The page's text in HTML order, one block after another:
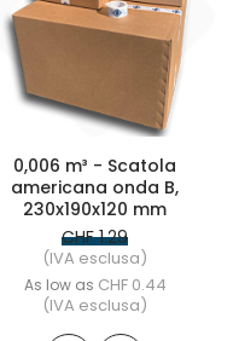
0,006 m³ - Scatola
americana onda B,
230x190x120 mm
CHF 1.29
(IVA esclusa)
As low as CHF 0.44
(IVA esclusa)